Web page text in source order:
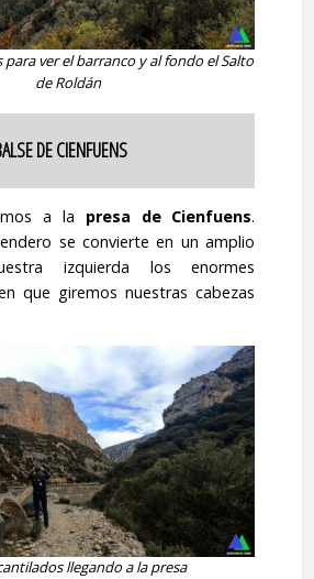
para ver el barranco y al fondo el Salto
de Roldán
DE CIENFUENS
a la presa de Cienfuens.
se convierte en un amplio
izquierda los enormes
que giremos nuestras cabezas
llegando a la presa